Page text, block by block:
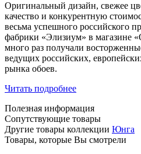
Оригинальный дизайн, свежее
качество и конкурентную
весьма успешного российского
фабрики «Элизиум» в магазине
много раз получали
ведущих российских,
рынка обоев.
Читать подробнее
Полезная информация
Сопутствующие товары
Другие товары коллекции Юнга
Товары, которые Вы смотрели